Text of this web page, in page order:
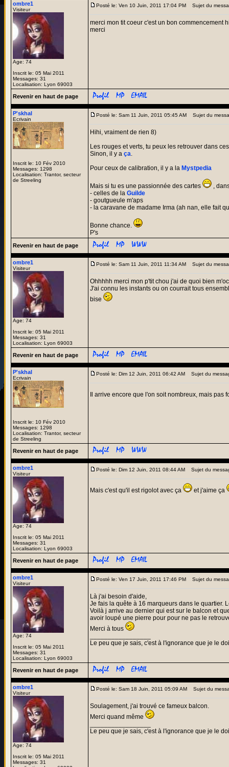
ombre1
Visiteur
Age: 74
Inscrit le: 05 Mai 2011
Messages: 31
Localisation: Lyon 69003
Posté le: Ven 10 Juin, 2011 17:04 PM Sujet du
merci mon tit coeur c'est un bon commencement
merci
Revenir en haut de page
P'skhal
Ecrivain
Inscrit le: 10 Fév 2010
Messages: 1298
Localisation: Trantor, secteur
de Streeling
Posté le: Sam 11 Juin, 2011 05:45 AM Sujet du
Hihi, vraiment de rien 8)
Les rouges et verts, tu peux les retrouver dans
Sinon, il y a ça.
Pour ceux de calibration, il y a la Mystpedia
Mais si tu es une passionnée des cartes
,
- celles de la Guilde
- goutgueule m'aps
- la caravane de madame Irma (ah nan, elle fait
Bonne chance.
P's
Revenir en haut de page
ombre1
Visiteur
Age: 74
Inscrit le: 05 Mai 2011
Messages: 31
Localisation: Lyon 69003
Posté le: Sam 11 Juin, 2011 11:34 AM Sujet du
Ohhhhh merci mon p'tit chou j'ai de quoi bien
J'ai connu les instants ou on courrait tous
bise
Revenir en haut de page
P'skhal
Ecrivain
Inscrit le: 10 Fév 2010
Messages: 1298
Localisation: Trantor, secteur
de Streeling
Posté le: Dim 12 Juin, 2011 06:42 AM Sujet du
Il arrive encore que l'on soit nombreux, mais pas
Revenir en haut de page
ombre1
Visiteur
Age: 74
Inscrit le: 05 Mai 2011
Messages: 31
Localisation: Lyon 69003
Posté le: Dim 12 Juin, 2011 08:44 AM Sujet du
Mais c'est qu'il est rigolot avec ça et j'aime ça
Revenir en haut de page
ombre1
Visiteur
Age: 74
Inscrit le: 05 Mai 2011
Messages: 31
Localisation: Lyon 69003
Posté le: Ven 17 Juin, 2011 17:46 PM Sujet du
Là j'ai besoin d'aide,
Je fais la quête à 16 marqueurs dans le quartier.
Voilà j arrive au dernier qui est sur le balcon et
avoir loupé une pierre pour pour ne pas le
Merci à tous
Le peu que je sais, c'est à l'ignorance que je le
Revenir en haut de page
ombre1
Visiteur
Age: 74
Inscrit le: 05 Mai 2011
Messages: 31
Posté le: Sam 18 Juin, 2011 05:09 AM Sujet du
Soulagement, j'ai trouvé ce fameux balcon.
Merci quand même
Le peu que je sais, c'est à l'ignorance que je le